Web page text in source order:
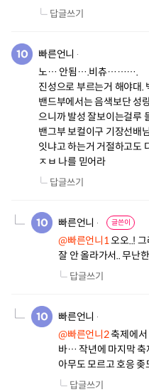
답글쓰기
빠른언니
노… 안됨….비츄……….
진성으로 부르는거 해야대.
밴드부에서는 음색보단 성
으니까 발성 잘보이는걸루
밴그부 보컬이구 기장선배
잇냐고 하는거 거절하고도
ㅈㅂ 나를 믿어라
답글쓰기
빠른언니 글쓴이
@빠른언니1 오오..! 그
잘 안 올라가서.. 무난
답글쓰기
빠른언니
@빠른언니2 축제에서
바… 작년에 마지막 축
아무도 모르고 호응
답글쓰기